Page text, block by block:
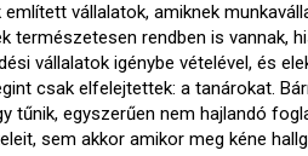
vállalatok, amiknek
természetesen rendben is vannak,
vállalatok igénybe vételével, és
csak elfelejtettek: a tanárokat.
tűnik, egyszerűen nem hajlandó
sem akkor amikor meg kéne